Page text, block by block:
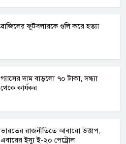
ব্রাজিলের ফুটবলারকে গুলি করে হত্যা
গ্যাসের দাম বাড়লো ৭০ টাকা, সন্ধ্যা
থেকে কার্যকর
ভারতের রাজনীতিতে আবারো উত্তাপ,
এবারের ইস্যু ই-২০ পেট্রোল